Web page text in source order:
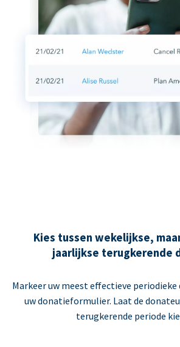
Kies tussen wekelijkse,
jaarlijkse terugkerende
Markeer uw meest effectieve
uw donatieformulier. Laat de
terugkerende periode